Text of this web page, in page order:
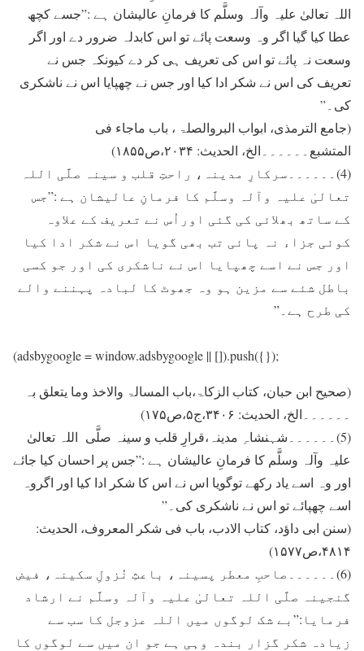
اللہ تعالیٰ علیہ وآلہ وسلَّم کا فرمانِ عالیشان ہے :”جسے کچھ
عطا کيا گيا اگر وہ وسعت پائے تو اس کابدلہ ضرور دے اور اگر
وسعت نہ پائے تو اس کی تعريف ہی کر دے کيونکہ جس نے
تعريف کی اس نے شکر ادا کيا اور جس نے چھپايا اس نے ناشکری
کی۔”
(جامع الترمذی، ابواب البروالصلۃ ، باب ماجاء فی
المتشبع۔۔۔۔۔۔الخ، الحدیث: ۲۰۳۴،ص۱۸۵۵)
(4)۔۔۔۔۔۔سرکارِ مدينہ، راحتِ قلب و سينہ صلَّی اللہ
تعالیٰ علیہ وآلہ وسلَّم کا فرمانِ عالیشان ہے :”جس
کے ساتھ بھلائی کی گئی اوراُس نے تعريف کے علاوہ
کوئی جزاء نہ پائی تب بھی گويا اس نے شکر ادا کيا
اور جس نے اسے چھپايا اس نے ناشکری کی اور جو کسی
باطل شئے سے مزين ہو وہ جھوٹ کا لبادہ پہننے والے
کی طرح ہے۔”
(adsbygoogle = window.adsbygoogle || []).push({});
(صحیح ابن حبان، کتاب الزکاۃ،باب المسالۃ والاخذ وما یتعلق بہ
۔۔۔۔۔۔الخ، الحدیث: ۳۴۰۶،ج۵،ص۱۷۵)
(5)۔۔۔۔۔۔شہنشاہِ مدینہ،قرارِ قلب و سینہ صلَّی اللہ تعالیٰ
علیہ وآلہ وسلَّم کا فرمانِ عالیشان ہے :”جس پر احسان کيا جائے
اور وہ اسے ياد رکھے توگويا اس نے اس کا شکر ادا کيا اور اگروہ
اسے چھپائے تو اس نے ناشکری کی۔”
(سنن ابی داؤد، کتاب الادب، باب فی شکر المعروف، الحدیث:
۴۸۱۴،ص۱۵۷۷)
(6)۔۔۔۔۔۔صاحبِ معطر پسینہ، باعثِ نُزولِ سکینہ، فیض
گنجینہ صلَّی اللہ تعالیٰ علیہ وآلہ وسلَّم نے ارشاد
فرمایا:”بے شک لوگوں ميں اللہ عزوجل کا سب سے
زیادہ شکر گزار بندہ وہی ہے جو ان ميں سے لوگوں کا